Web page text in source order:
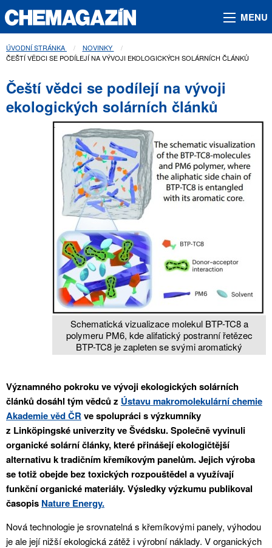
MENU
ÚVODNÍ STRÁNKA
NOVINKY
AKTUÁLNÍ STRÁNKA:
ČEŠTÍ VĚDCI SE PODÍLEJÍ NA VÝVOJI EKOLOGICKÝCH SOLÁRNÍCH ČLÁNKŮ
Čeští vědci se podílejí na vývoji
ekologických solárních článků
Schematická vizualizace molekul BTP-TC8 a
polymeru PM6, kde alifatický postranní řetězec
BTP-TC8 je zapleten se svými aromatický
Významného pokroku ve vývoji ekologických solárních
článků dosáhl tým vědců z Ústavu makromolekulární chemie
Akademie věd ČR ve spolupráci s výzkumníky
z Linköpingské univerzity ve Švédsku. Společně vyvinuli
organické solární články, které přinášejí ekologičtější
alternativu k tradičním křemíkovým panelům. Jejich výroba
se totiž obejde bez toxických rozpouštědel a využívají
funkční organické materiály. Výsledky výzkumu publikoval
časopis Nature Energy.
Nová technologie je srovnatelná s křemíkovými panely, výhodou
je ale její nižší ekologická zátěž i výrobní náklady. V organických